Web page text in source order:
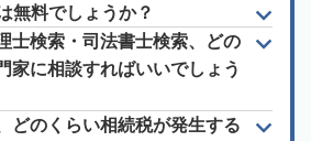
無料でしょうか？
士検索・司法書士検索、どの
家に相談すればいいでしょう
どのくらい相続税が発生する